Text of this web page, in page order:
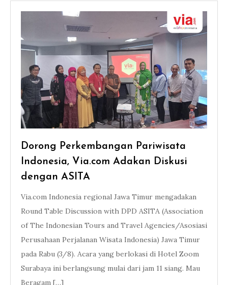
Dorong Perkembangan Pariwisata
Indonesia, Via.com Adakan Diskusi
dengan ASITA
Via.com Indonesia regional Jawa Timur mengadakan
Round Table Discussion with DPD ASITA (Association
of The Indonesian Tours and Travel Agencies/Asosiasi
Perusahaan Perjalanan Wisata Indonesia) Jawa Timur
pada Rabu (3/8). Acara yang berlokasi di Hotel Zoom
Surabaya ini berlangsung mulai dari jam 11 siang. Mau
Beragam […]